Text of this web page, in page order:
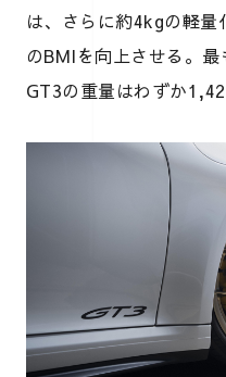
は、さらに約4kgの軽量
のBMIを向上させる。
GT3の重量はわずか